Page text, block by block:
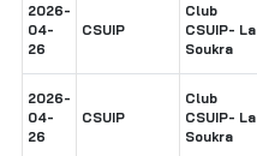
2026-
04-
26
CSUIP
Club
CSUIP- La
Soukra
2026-
04-
26
CSUIP
Club
CSUIP- La
Soukra